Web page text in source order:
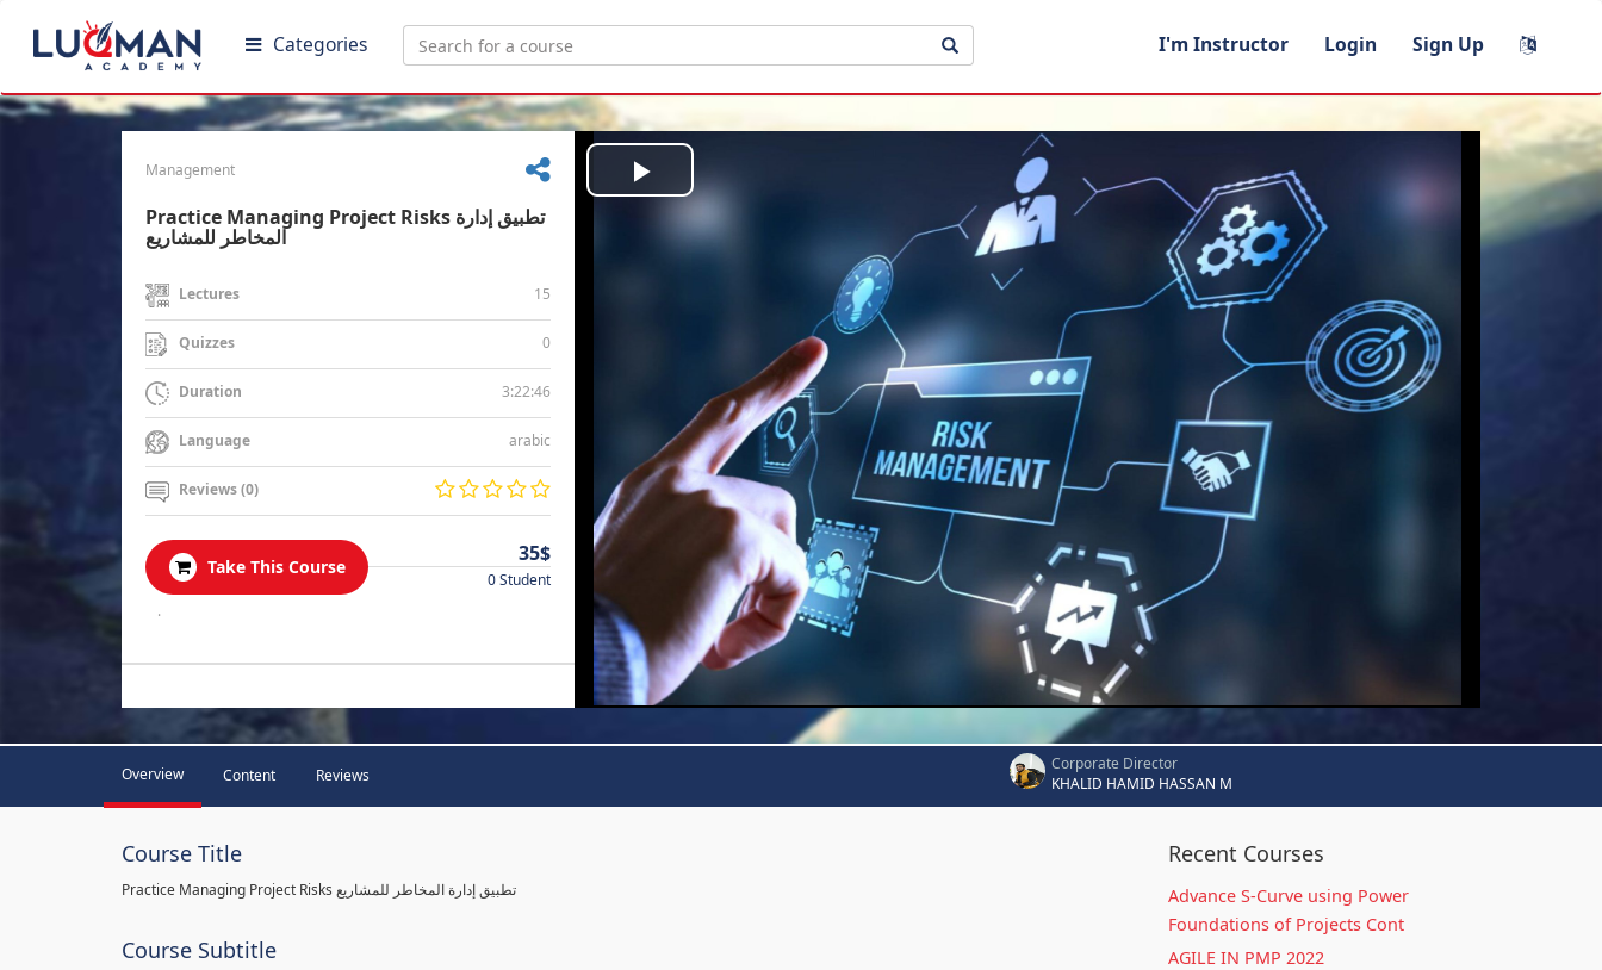
Categories I'm Instructor Login Sign Up
Management
Practice Managing Project Risks تطبيق إدارة
المخاطر للمشاريع
Lectures 15
Quizzes 0
Duration 3:22:46
Language arabic
Reviews (0)
Take This Course
35$
0 Student
.
Play
Video
Overview Content Reviews
Corporate Director
KHALID HAMID HASSAN M
Course Title
Practice Managing Project Risks تطبيق إدارة المخاطر للمشاريع
Course Subtitle
Recent Courses
Advance S-Curve using Power
Foundations of Projects Cont
AGILE IN PMP 2022